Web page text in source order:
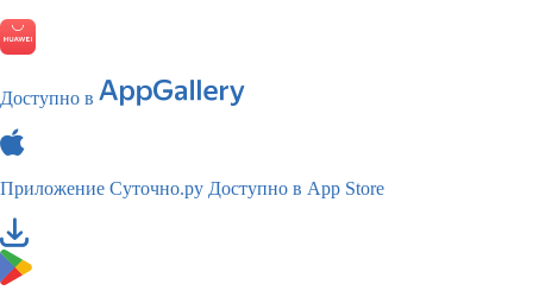
Доступно в
Приложение Суточно.ру Доступно в App Store